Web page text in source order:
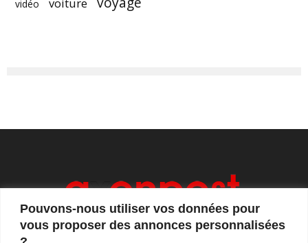
Pouvons-nous utiliser vos données pour
vous proposer des annonces personnalisées
vidéo